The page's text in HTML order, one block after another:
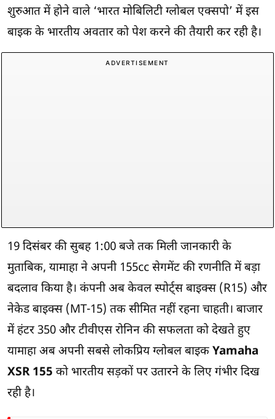
शुरुआत में होने वाले ‘भारत मोबिलिटी ग्लोबल एक्सपो’ में इस
बाइक के भारतीय अवतार को पेश करने की तैयारी कर रही है।
ADVERTISEMENT
19 दिसंबर की सुबह 1:00 बजे तक मिली जानकारी के
मुताबिक, यामाहा ने अपनी 155cc सेगमेंट की रणनीति में बड़ा
बदलाव किया है। कंपनी अब केवल स्पोर्ट्स बाइक्स (R15) और
नेकेड बाइक्स (MT-15) तक सीमित नहीं रहना चाहती। बाजार
में हंटर 350 और टीवीएस रोनिन की सफलता को देखते हुए
यामाहा अब अपनी सबसे लोकप्रिय ग्लोबल बाइक Yamaha
XSR 155 को भारतीय सड़कों पर उतारने के लिए गंभीर दिख
रही है।